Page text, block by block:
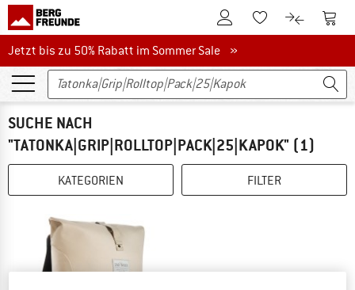
Zum KundenkontoZum Merkzettel.
Zum Zum
Jetzt bis zu 50% Rabatt im Sommer Sale
Jetzt bis zu 50% Rabatt im Sommer Sale »
SUCHE NACH
"TATONKA|GRIP|ROLLTOP|PACK|25|KAPOK" (1)
KATEGORIEN FILTER
laden